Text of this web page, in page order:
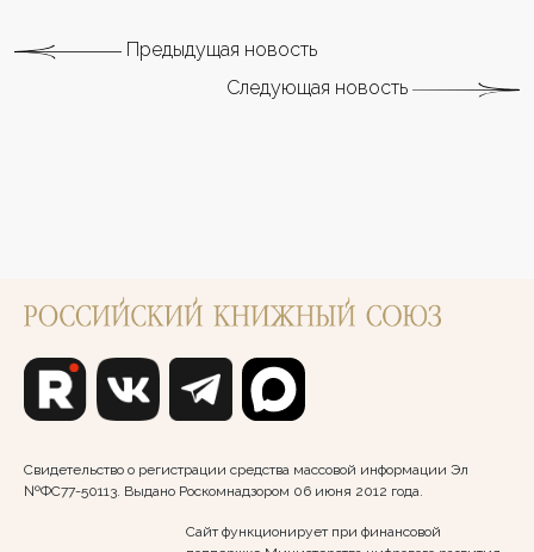
Предыдущая новость
Следующая новость
Свидетельство о регистрации средства массовой информации Эл
№ФС77-50113. Выдано Роскомнадзором 06 июня 2012 года.
Сайт функционирует при финансовой